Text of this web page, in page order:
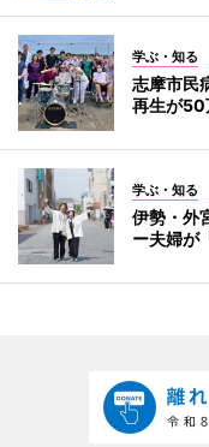
学ぶ・知る
志摩市民
再生が50
学ぶ・知る
伊勢・外
ー夫婦が